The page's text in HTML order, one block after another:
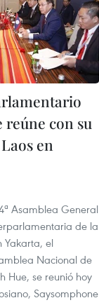
reúne con su
en
Asamblea General
de la
Yakarta, el
Nacional de
Hue, se reunió hoy
Saysomphone